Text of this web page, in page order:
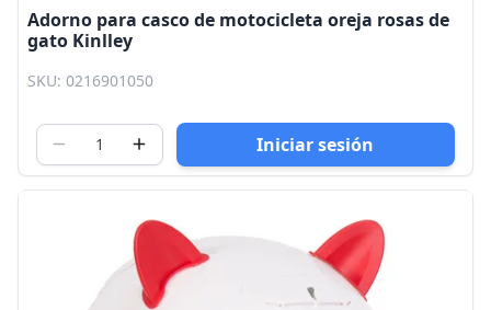
Adorno para casco de motocicleta oreja rosas de
gato Kinlley
SKU: 0216901050
Iniciar sesión